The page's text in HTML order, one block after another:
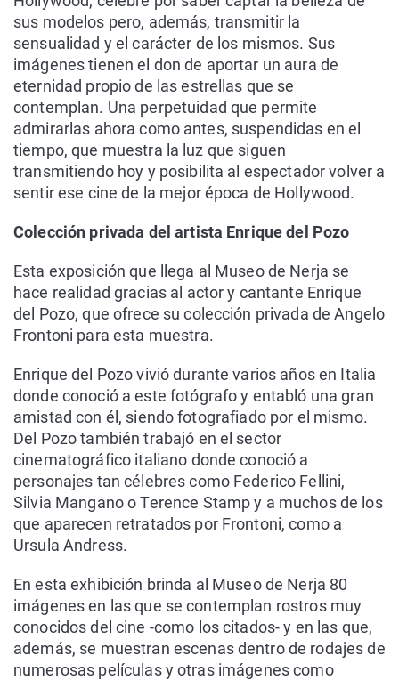
sus modelos pero, además, transmitir la
sensualidad y el carácter de los mismos. Sus
imágenes tienen el don de aportar un aura de
eternidad propio de las estrellas que se
contemplan. Una perpetuidad que permite
admirarlas ahora como antes, suspendidas en el
tiempo, que muestra la luz que siguen
transmitiendo hoy y posibilita al espectador volver a
sentir ese cine de la mejor época de Hollywood.
Colección privada del artista Enrique del Pozo
Esta exposición que llega al Museo de Nerja se
hace realidad gracias al actor y cantante Enrique
del Pozo, que ofrece su colección privada de Angelo
Frontoni para esta muestra.
Enrique del Pozo vivió durante varios años en Italia
donde conoció a este fotógrafo y entabló una gran
amistad con él, siendo fotografiado por el mismo.
Del Pozo también trabajó en el sector
cinematográfico italiano donde conoció a
personajes tan célebres como Federico Fellini,
Silvia Mangano o Terence Stamp y a muchos de los
que aparecen retratados por Frontoni, como a
Ursula Andress.
En esta exhibición brinda al Museo de Nerja 80
imágenes en las que se contemplan rostros muy
conocidos del cine -como los citados- y en las que,
además, se muestran escenas dentro de rodajes de
numerosas películas y otras imágenes como